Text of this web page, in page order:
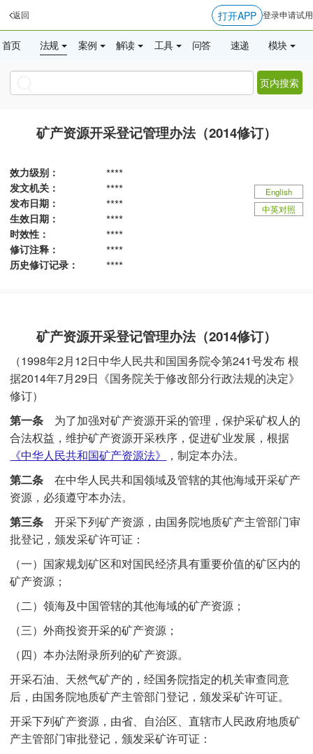
返回 打开APP 登录申请试用
首页 法规 案例 解读 工具 问答 速递 模块
页内搜索
矿产资源开采登记管理办法（2014修订）
English
中英对照
效力级别： ****
发文机关： ****
发布日期： ****
生效日期： ****
时效性： ****
修订注释： ****
历史修订记录： ****
矿产资源开采登记管理办法（2014修订）
（1998年2月12日中华人民共和国国务院令第241号发布 根
据2014年7月29日 《国务院关于修改部分行政法规的决定》
修订）
第一条 为了加强对矿产资源开采的管理，保护采矿权人的
合法权益，维护矿产资源开采秩序，促进矿业发展，根据
《中华人民共和国矿产资源法》
，制定本办法。
第二条在中华人民共和国领域及管辖的其他海域开采矿产
资源，必须遵守本办法。
第三条开采下列矿产资源，由国务院地质矿产主管部门审
批登记，颁发采矿许可证：
（一）国家规划矿区和对国民经济具有重要价值的矿区内的
矿产资源；
（二）领海及中国管辖的其他海域的矿产资源；
（三）外商投资开采的矿产资源；
（四）本办法附录所列的矿产资源。
开采石油、天然气矿产的，经国务院指定的机关审查同意
后，由国务院地质矿产主管部门登记，颁发采矿许可证。
开采下列矿产资源，由省、自治区、直辖市人民政府地质矿
产主管部门审批登记，颁发采矿许可证：